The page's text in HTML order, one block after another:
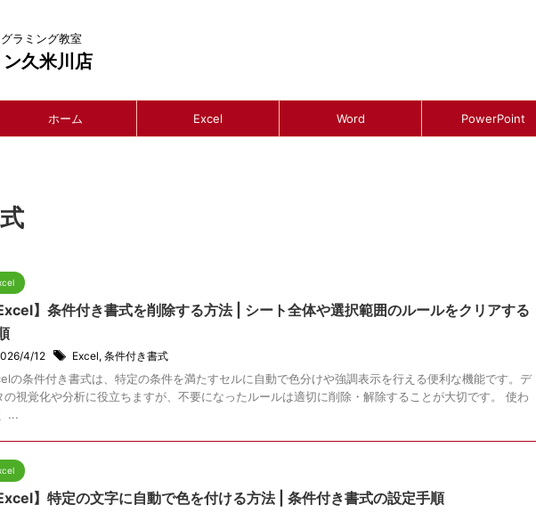
ラミング教室
久米川店
ホーム Excel Word PowerPoint
Excel】条件付き書式を削除する方法 | シート全体や選択範囲のルールをクリアする
4/12 Excel, 条件付き書式
の条件付き書式は、特定の条件を満たすセルに自動で色分けや強調表示を行える便利な機能です。デ
の視覚化や分析に役立ちますが、不要になったルールは適切に削除・解除することが大切です。 使わ
...
Excel】特定の文字に自動で色を付ける方法 | 条件付き書式の設定手順